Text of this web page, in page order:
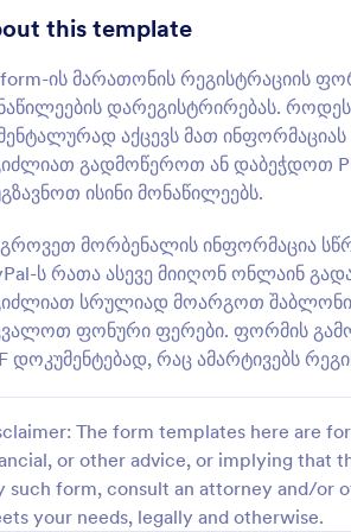
this template
ის მარათონის რეგისტრაციის
დარეგისტრირებას.
აქცევს მათ
გადმოწეროთ ან დაბეჭდოთ
ისინი მონაწილეებს.
მორბენალის ინფორმაცია
ს რათა ასევე მიიღონ ონლაინ
სრულიად მოარგოთ
ფონური ფერები. ფორმის
დოკუმენტებად, რაც ამარტივებს
The form templates here are
or other advice, or implying that
such form, consult an attorney and/or
your needs, legally and otherwise.
ფორმები 6
5
ფორმები 4
5
ფორმები
ფორმები 4
ფორმები 3
ფორმები 14